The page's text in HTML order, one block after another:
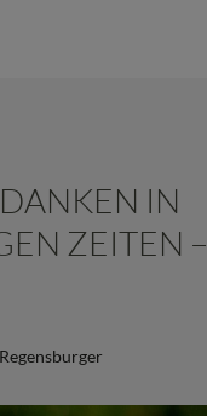
IN
ZEITEN –